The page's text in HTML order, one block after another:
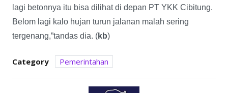
lagi betonnya itu bisa dilihat di depan PT YKK Cibitung.
Belom lagi kalo hujan turun jalanan malah sering
tergenang,”tandas dia. (kb)
Category Pemerintahan